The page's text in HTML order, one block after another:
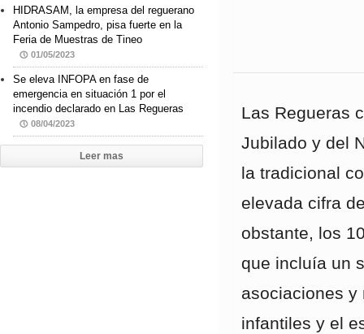
Las Regueras
Jubilado y del
la tradicional
elevada cifra
obstante, los
que incluía un
asociaciones y
infantiles y el
HIDRASAM, la empresa del reguerano
Antonio Sampedro, pisa fuerte en la
Feria de Muestras de Tineo
01/05/2023
Se eleva INFOPA en fase de
emergencia en situación 1 por el
incendio declarado en Las Regueras
08/04/2023
Leer mas